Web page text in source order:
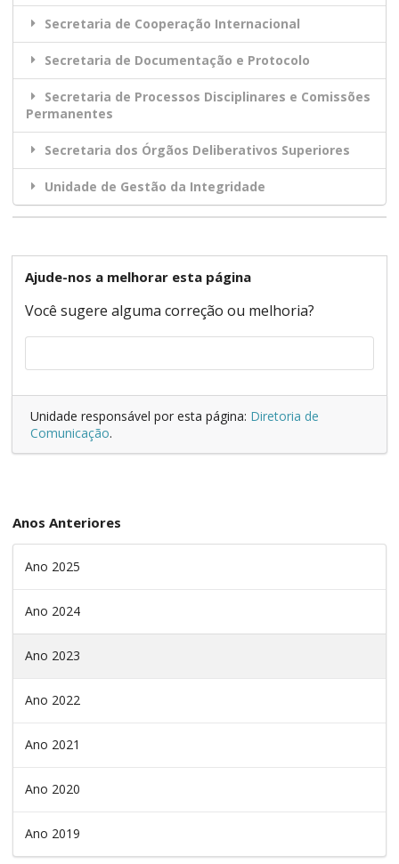
Secretaria de Cooperação Internacional
Secretaria de Documentação e Protocolo
Secretaria de Processos Disciplinares e Comissões
Permanentes
Secretaria dos Órgãos Deliberativos Superiores
Unidade de Gestão da Integridade
Ajude-nos a melhorar esta página
Você sugere alguma correção ou melhoria?
Unidade responsável por esta página: Diretoria de
Comunicação.
Anos Anteriores
Ano 2025
Ano 2024
Ano 2023
Ano 2022
Ano 2021
Ano 2020
Ano 2019